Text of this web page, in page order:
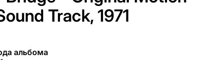
Track, 1971
альбома